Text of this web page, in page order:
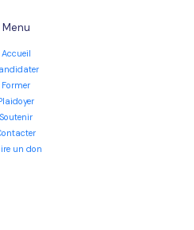
Menu
Accueil
Former
Soutenir
un don